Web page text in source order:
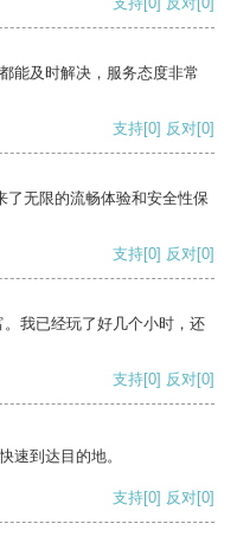
能及时解决，服务态度非常
支持[0] 反对[0]
了无限的流畅体验和安全性保
支持[0] 反对[0]
我已经玩了好几个小时，还
支持[0] 反对[0]
速到达目的地。
支持[0] 反对[0]